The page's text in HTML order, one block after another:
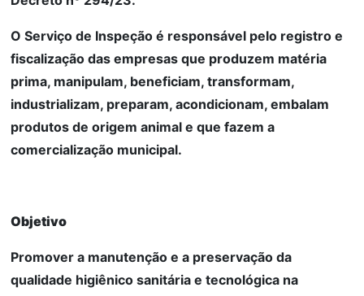
O Serviço de Inspeção é responsável pelo registro e
fiscalização das empresas que produzem matéria
prima, manipulam, beneficiam, transformam,
industrializam, preparam, acondicionam, embalam
produtos de origem animal e que fazem a
comercialização municipal.
Objetivo
Promover a manutenção e a preservação da
qualidade higiênico sanitária e tecnológica na